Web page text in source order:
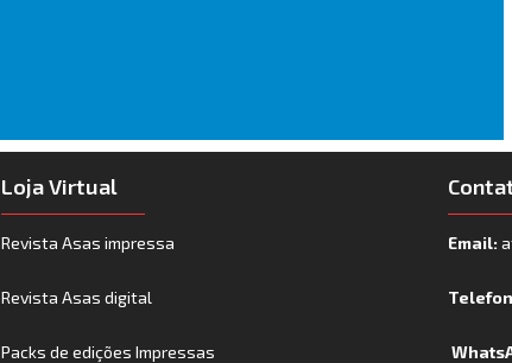
Loja Virtual
Revista Asas impressa
Revista Asas digital
Packs de edições Impressas
Email: